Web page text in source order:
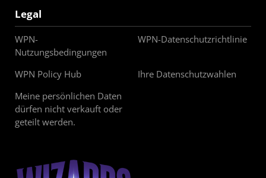
Legal
WPN-
Nutzungsbedingungen
WPN-Datenschutzrichtlinie
WPN Policy Hub
Ihre Datenschutzwahlen
Meine persönlichen Daten
dürfen nicht verkauft oder
geteilt werden.